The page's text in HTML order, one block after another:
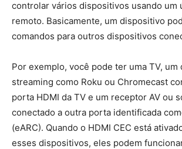
controlar vários dispositivos usando um
remoto. Basicamente, um dispositivo
comandos para outros dispositivos
Por exemplo, você pode ter uma TV,
streaming como Roku ou Chromecast
porta HDMI da TV e um receptor AV ou
conectado a outra porta identificada
(eARC). Quando o HDMI CEC está
esses dispositivos, eles podem